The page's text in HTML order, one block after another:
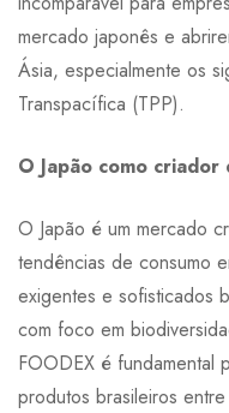
mercado japonês e
Ásia, especialmente os
Transpacífica (TPP).
O Japão como criador
O Japão é um mercado
tendências de consumo
exigentes e sofisticados
com foco em
FOODEX é fundamental
produtos brasileiros